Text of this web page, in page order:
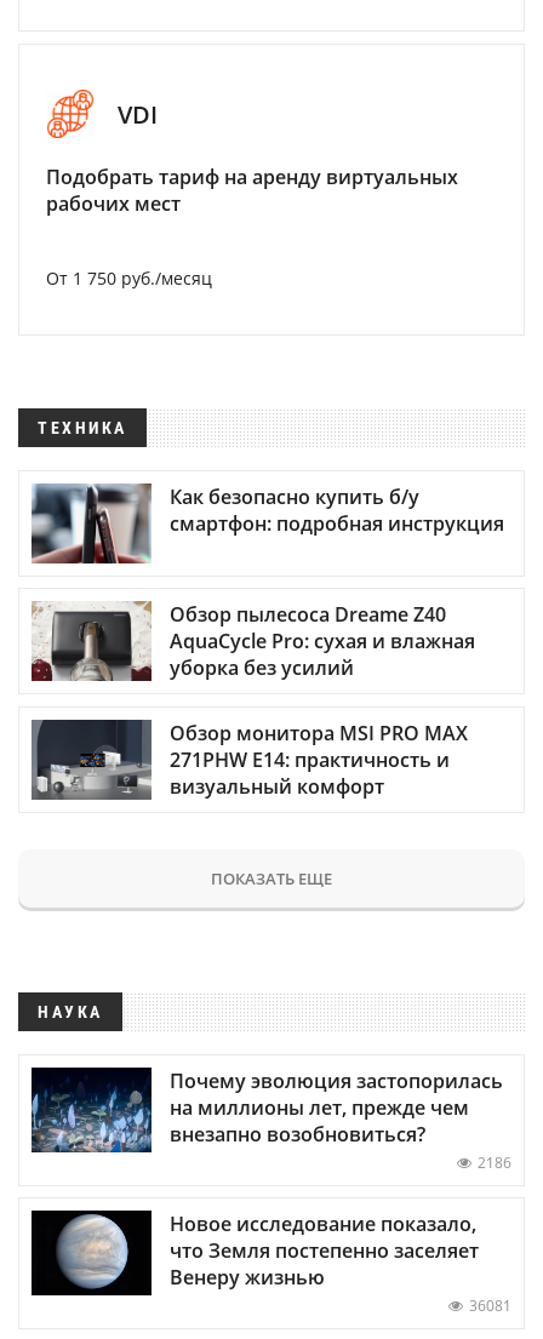
VDI
Подобрать тариф на аренду виртуальных
рабочих мест
От 1 750 руб./месяц
ТЕХНИКА
Как безопасно купить б/у
смартфон: подробная инструкция
Обзор пылесоса Dreame Z40
AquaCycle Pro: сухая и влажная
уборка без усилий
Обзор монитора MSI PRO MAX
271PHW E14: практичность и
визуальный комфорт
ПОКАЗАТЬ ЕЩЕ
НАУКА
Почему эволюция застопорилась
на миллионы лет, прежде чем
внезапно возобновиться?
2186
Новое исследование показало,
что Земля постепенно заселяет
Венеру жизнью
36081